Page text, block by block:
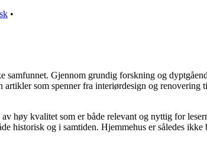
•
Gjennom grundig forskning og
som spenner fra interiørdesign og
høy kvalitet som er både relevant og nyttig for
historisk og i samtiden. Hjemmehus er således